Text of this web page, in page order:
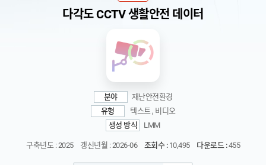
고객지원
다각도 CCTV 생활안전 데이터
분야
재난안전환경
유형
텍스트 , 비디오
생성 방식
LMM
구축년도 : 2025 갱신년월 : 2026-06 조회수 :10,495 다운로드 :455